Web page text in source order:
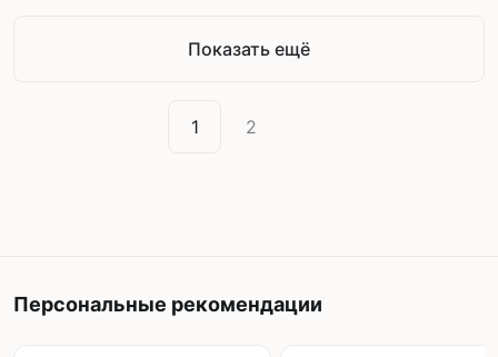
Показать ещё
1 2
Персональные рекомендации